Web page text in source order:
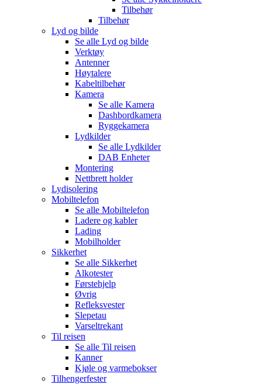
Tilbehør
Tilbehør
Lyd og bilde
Se alle Lyd og bilde
Verktøy
Antenner
Høytalere
Kabeltilbehør
Kamera
Se alle Kamera
Dashbordkamera
Ryggekamera
Lydkilder
Se alle Lydkilder
DAB Enheter
Montering
Nettbrett holder
Lydisolering
Mobiltelefon
Se alle Mobiltelefon
Ladere og kabler
Lading
Mobilholder
Sikkerhet
Se alle Sikkerhet
Alkotester
Førstehjelp
Øvrig
Refleksvester
Slepetau
Varseltrekant
Til reisen
Se alle Til reisen
Kanner
Kjøle og varmebokser
Tilhengerfester